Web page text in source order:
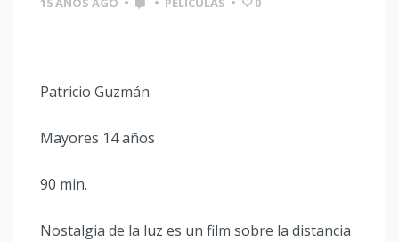
Patricio Guzmán
Mayores 14 años
90 min.
Nostalgia de la luz es un film sobre la distancia